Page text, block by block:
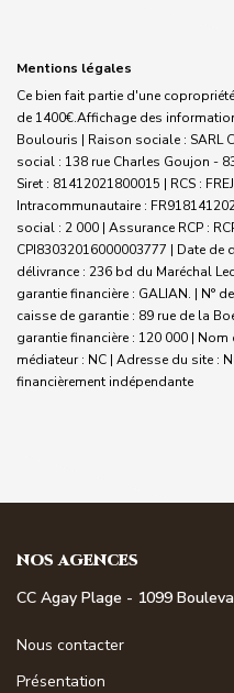
Mentions légales
Ce bien fait partie d'une
de 1400€.Affichage des
Boulouris | Raison sociale : SARL
social : 138 rue Charles Goujon -
Siret : 81412021800015 | RCS :
Intracommunautaire :
social : 2 000 | Assurance RCP :
CPI83032016000003777 | Date de
délivrance : 236 bd du Maréchal
garantie financière : GALIAN. | N°
caisse de garantie : 89 rue de la
garantie financière : 120 000 |
médiateur : NC | Adresse du site :
financièrement indépendante
NOS AGENCES
CC Agay Plage - 1099
Nous contacter
Présentation